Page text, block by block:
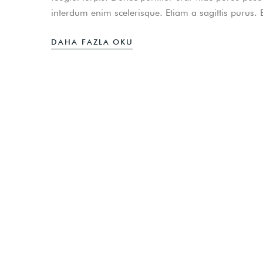
interdum enim scelerisque. Etiam a sagittis purus.
DAHA FAZLA OKU